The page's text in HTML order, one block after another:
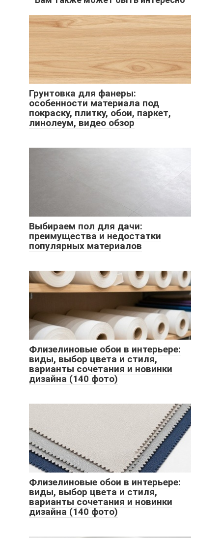
Грунтовка для фанеры:
особенности материала под
покраску, плитку, обои, паркет,
линолеум, видео обзор
Выбираем пол для дачи:
преимущества и недостатки
популярных материалов
Флизелиновые обои в интерьере:
виды, выбор цвета и стиля,
варианты сочетания и новинки
дизайна (140 фото)
Флизелиновые обои в интерьере:
виды, выбор цвета и стиля,
варианты сочетания и новинки
дизайна (140 фото)